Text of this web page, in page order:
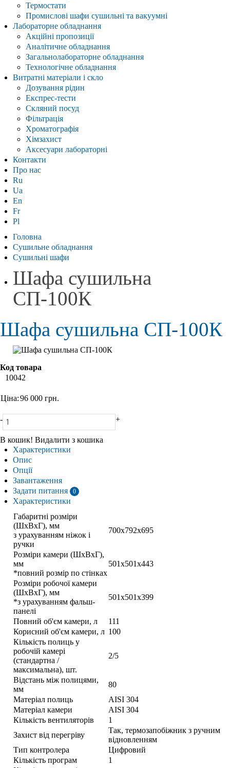
Термостати
Промислові шафи сушильні та вакуумні
Лабораторне обладнання
Акційні пропозиції
Аналітичне обладнання
Загальнолабораторне обладнання
Технологічне обладнання
Витратні матеріали і скло
Дозування рідин
Експрес-тести
Скляний посуд
Фільтрація
Хроматографія
Хімзахист
Аксесуари лабораторні
Контакти
Про нас
Ru
Ua
En
Fr
Pl
Головна
Сушильне обладнання
Сушильні шафи
Шафа сушильна
СП-100К
Шафа сушильна СП-100К
Код товара
10042
Ціна:96 000 грн.
- +
В кошик! Видалити з кошика
Характеристики
Опис
Опції
Завантаження
Задати питання
0
Характеристики
Габаритні розміри
(ШхВхГ), мм
з урахуванням ніжок і
ручки
700х792х695
Розміри камери (ШхВхГ),
мм
*повний розмір по стінках
501х501х443
Розміри робочої камери
(ШхВхГ), мм
*з урахуванням фальш-
панелі
501х501х399
Повний об'єм камери, л
111
Корисний об'єм камери, л 100
Кількість полиць у
робочій камері
(стандартна /
максимальна), шт.
2/5
Відстань між полицями,
мм
80
Матеріал полиць
AISI 304
Матеріал камери
AISI 304
Кількість вентиляторів
1
Захист від перегріву
Так, термозапобіжник з ручним
відновленням
Тип контролера
Цифровий
Кількість програм
1